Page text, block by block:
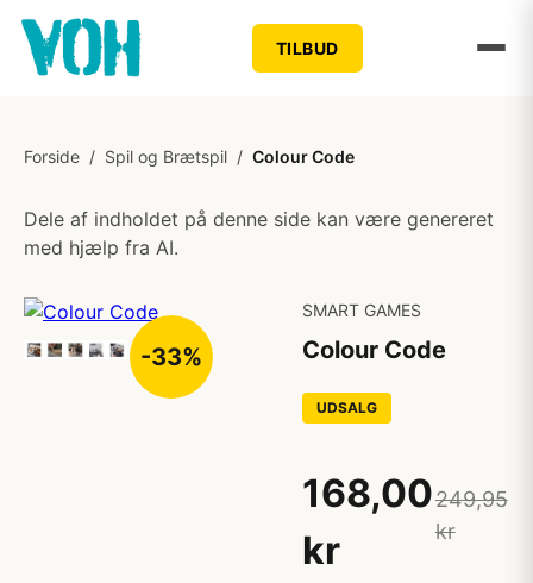
TILBUD
Forside / Spil og Brætspil / Colour Code
Dele af indholdet på denne side kan være genereret
med hjælp fra AI.
-33%
SMART GAMES
Colour Code
UDSALG
168,00
kr
249,95
kr